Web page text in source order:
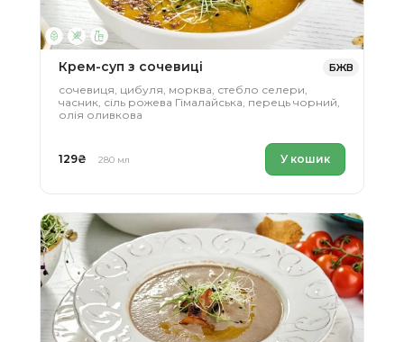
Соуси
БЖВ
Крем-суп з сочевиці
сочевиця, цибуля, морква, стебло селери,
часник, сіль рожева Гімалайська, перець чорний,
олія оливкова
129₴ 280 мл У кошик